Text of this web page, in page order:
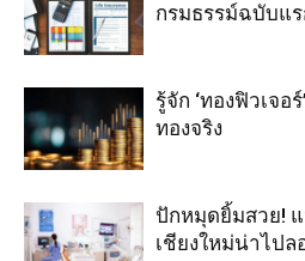
กรมธรรม์ฉบับแ
รู้จัก ‘ทองฟิวเจอ
ทองจริง
ปักหมุดยิ้มสวย!
เชียงใหม่น่าไปล